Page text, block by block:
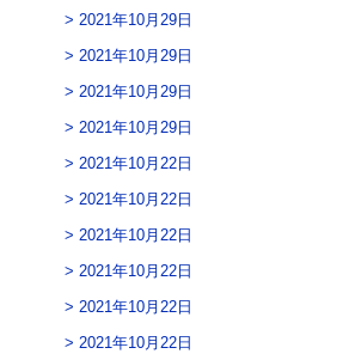
2021年10月29日
2021年10月29日
2021年10月29日
2021年10月29日
2021年10月22日
2021年10月22日
2021年10月22日
2021年10月22日
2021年10月22日
2021年10月22日